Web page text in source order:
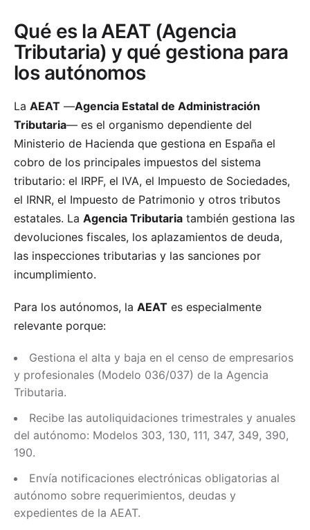
Qué es la AEAT (Agencia
Tributaria) y qué gestiona para
los autónomos
La AEAT —Agencia Estatal de Administración
Tributaria— es el organismo dependiente del
Ministerio de Hacienda que gestiona en España el
cobro de los principales impuestos del sistema
tributario: el IRPF, el IVA, el Impuesto de Sociedades,
el IRNR, el Impuesto de Patrimonio y otros tributos
estatales. La Agencia Tributaria también gestiona las
devoluciones fiscales, los aplazamientos de deuda,
las inspecciones tributarias y las sanciones por
incumplimiento.
Para los autónomos, la AEAT es especialmente
relevante porque:
Gestiona el alta y baja en el censo de empresarios
y profesionales (Modelo 036/037) de la Agencia
Tributaria.
Recibe las autoliquidaciones trimestrales y anuales
del autónomo: Modelos 303, 130, 111, 347, 349, 390,
190.
Envía notificaciones electrónicas obligatorias al
autónomo sobre requerimientos, deudas y
expedientes de la AEAT.